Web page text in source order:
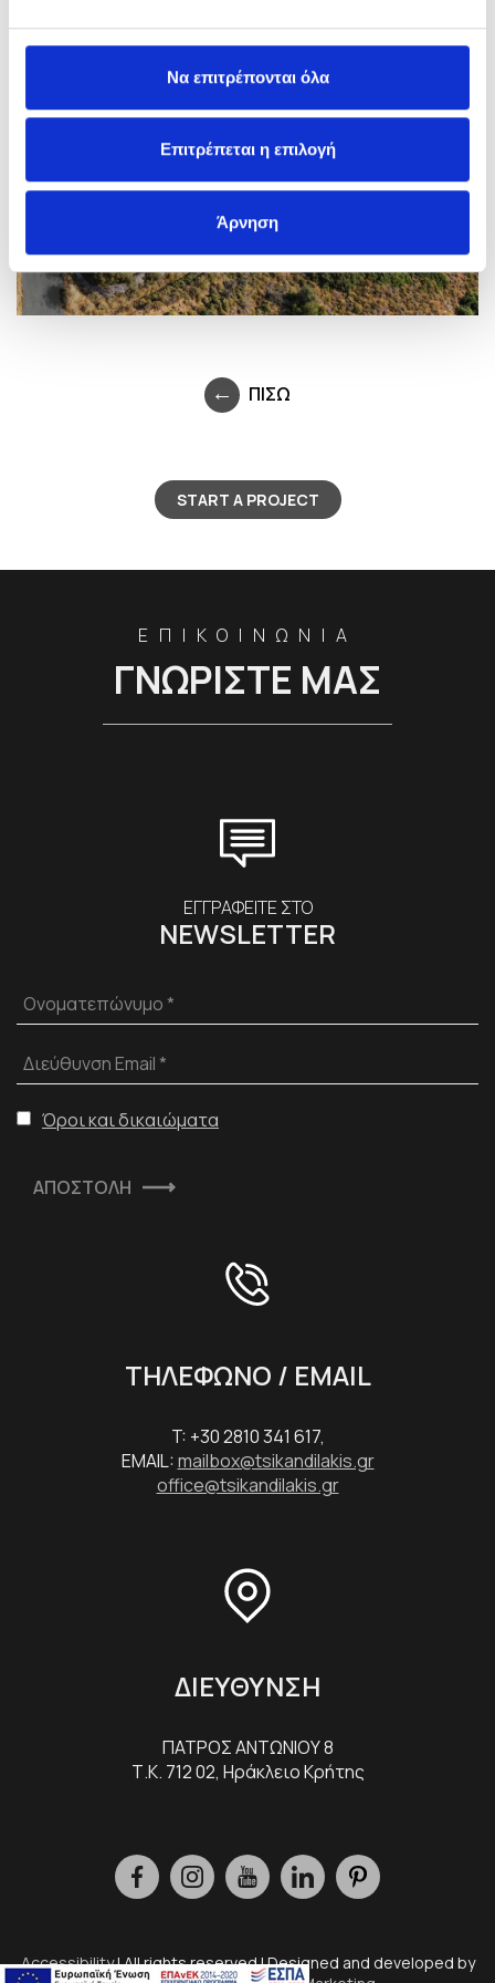
Να επιτρέπονται όλα
Επιτρέπεται η επιλογή
Άρνηση
ΠΙΣΩ
START A PROJECT
ΕΠΙΚΟΙΝΩΝΙΑ
ΓΝΩΡΙΣΤΕ ΜΑΣ
ΕΓΓΡΑΦΕΙΤΕ ΣΤΟ
NEWSLETTER
Ονοματεπώνυμο *
Διεύθυνση Email *
Όροι και δικαιώματα
ΑΠΟΣΤΟΛΗ
ΤΗΛΕΦΩΝΟ / EMAIL
T: +30 2810 341 617,
EMAIL:mailbox@tsikandilakis.gr
office@tsikandilakis.gr
ΔΙΕΥΘΥΝΣΗ
ΠΑΤΡΟΣ ΑΝΤΩΝΙΟΥ 8
Τ.Κ. 712 02, Ηράκλειο Κρήτης
Accessibility| All rights reserved | Designed and developed by